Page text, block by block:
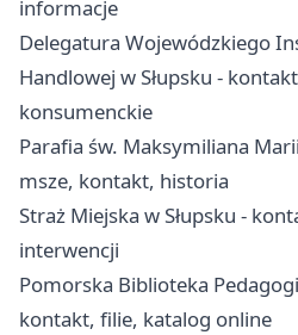
informacje
Delegatura Wojewódzkiego
Handlowej w Słupsku -
konsumenckie
Parafia św. Maksymiliana
msze, kontakt, historia
Straż Miejska w Słupsku -
interwencji
Pomorska Biblioteka
kontakt, filie, katalog online